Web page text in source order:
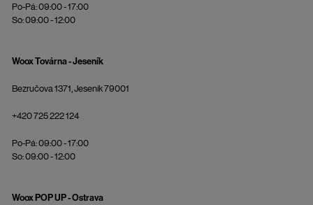
Po-Pá: 09:00 - 17:00
So: 09:00 - 12:00
Woox Továrna - Jeseník
Bezručova 1371, Jeseník 79001
+420 725 222 124
Po-Pá: 09:00 - 17:00
So: 09:00 - 12:00
Woox POP UP - Ostrava